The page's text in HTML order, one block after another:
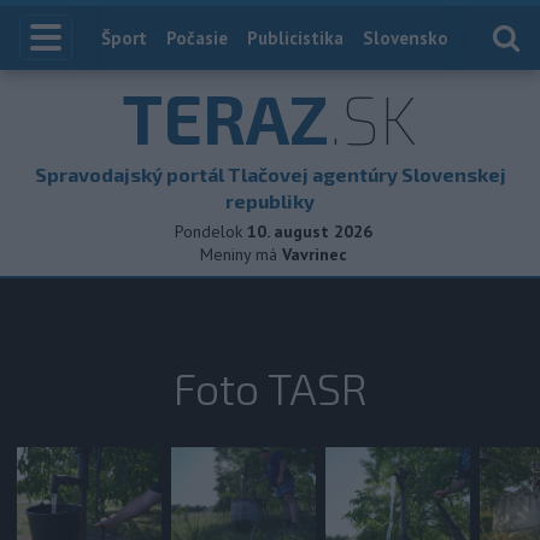
Index
Šport Počasie Publicistika Slovensko
TERAZ.SK
Spravodajský portál Tlačovej agentúry Slovenskej
republiky
Pondelok 10. august 2026
Meniny má Vavrinec
Foto TASR